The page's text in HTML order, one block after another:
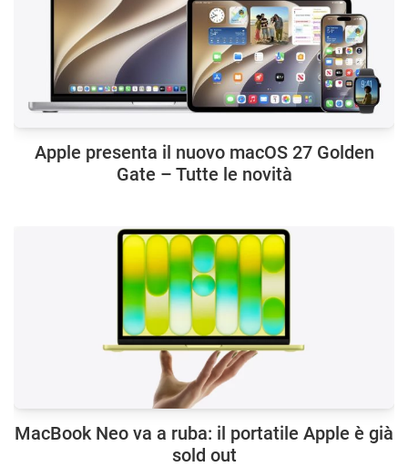
Apple presenta il nuovo macOS 27 Golden
Gate – Tutte le novità
MacBook Neo va a ruba: il portatile Apple è già
sold out